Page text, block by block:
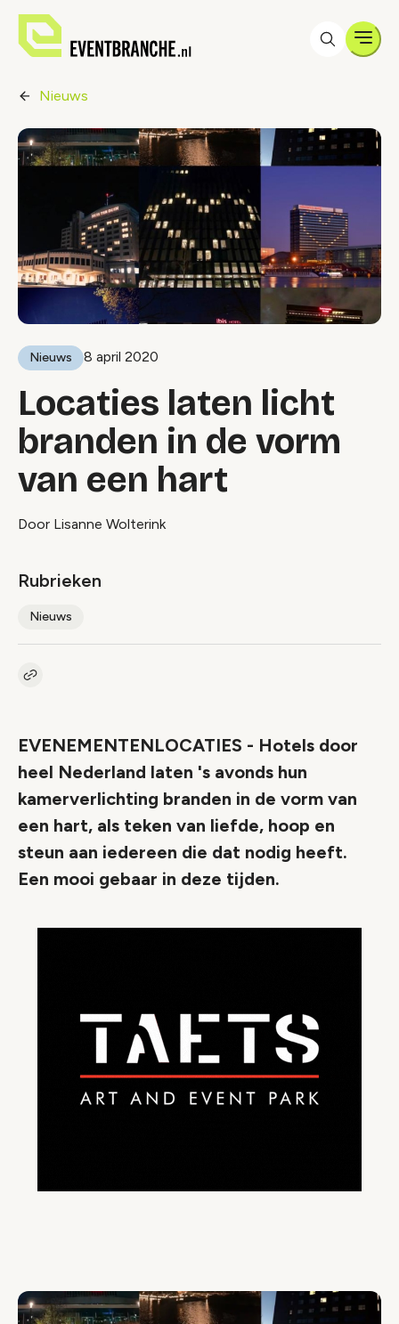
Nieuws
Nieuws 8 april 2020
Locaties laten licht
branden in de vorm
van een hart
Door Lisanne Wolterink
Rubrieken
Nieuws
Kopieer link naar artikel
EVENEMENTENLOCATIES - Hotels door
heel Nederland laten 's avonds hun
kamerverlichting branden in de vorm van
een hart, als teken van liefde, hoop en
steun aan iedereen die dat nodig heeft.
Een mooi gebaar in deze tijden.